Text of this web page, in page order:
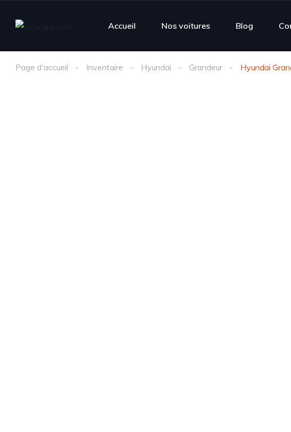
Accueil Nos voitures Blog
Page d'accueil Inventaire Hyundai Grandeur Hyundai